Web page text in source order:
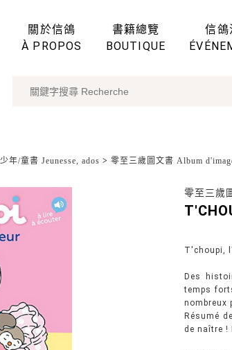
關於信鴿
À PROPOS
書籍總覽
BOUTIQUE
信鴿
年/童書 Jeunesse, ados > 零至三歲圖文書 Album
零至三歲
T'choupi,
Des
temps
nombreux
Résumé
de naître !